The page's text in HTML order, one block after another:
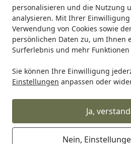
personalisieren und die Nutzung
analysieren. Mit Ihrer
Verwendung von Cookies sowie
persönlichen Daten zu, um Ihnen
Surferlebnis und mehr
Sie können Ihre Einwilligung
Einstellungen anpassen oder
Ja,
Nein,
Startseite
BTR Motorrad
Stahl
(1 Bewertung)